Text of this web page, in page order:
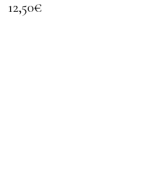
12,50€